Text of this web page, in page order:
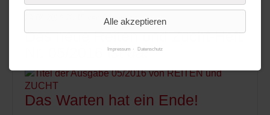
von Redaktion
Das neue Reiten und Zucht-Heft
Nr. 05/2016 ist da!
Das Warten hat ein Ende!
Alle akzeptieren
Impressum Datenschutz